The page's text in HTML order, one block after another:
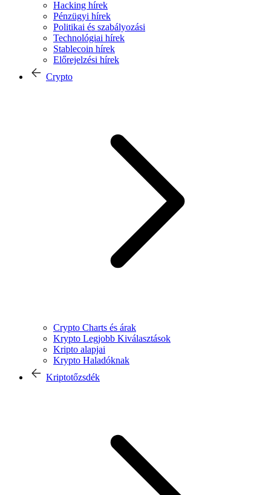
Hacking hírek
Pénzügyi hírek
Politikai és szabályozási
Technológiai hírek
Stablecoin hírek
Előrejelzési hírek
Crypto
Crypto Charts és árak
Krypto Legjobb Kiválasztások
Kripto alapjai
Krypto Haladóknak
Kriptotőzsdék